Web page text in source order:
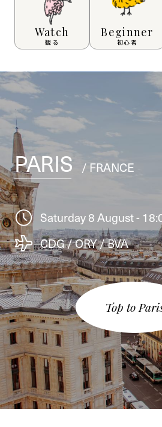
Watch
観る
Beginner
初心者
PARIS / FRANCE
Saturday 8 August -
CDG / ORY / BVA
Top to